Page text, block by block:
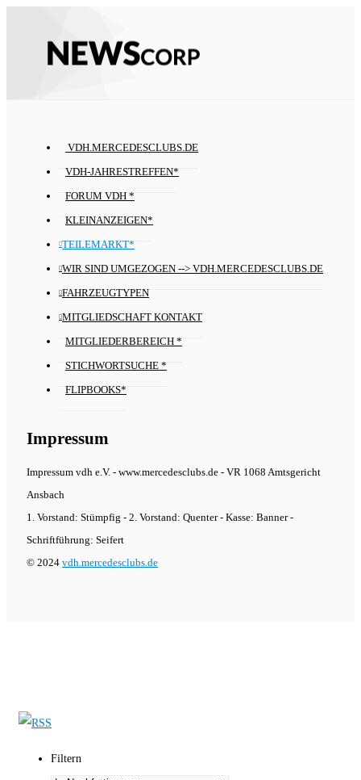
VDH.MERCEDESCLUBS.DE
VDH-JAHRESTREFFEN*
FORUM VDH *
KLEINANZEIGEN*
TEILEMARKT*
WIR SIND UMGEZOGEN --> VDH.MERCEDESCLUBS.DE
FAHRZEUGTYPEN
MITGLIEDSCHAFT KONTAKT
MITGLIEDERBEREICH *
STICHWORTSUCHE *
FLIPBOOKS*
Impressum
Impressum vdh e.V. - www.mercedesclubs.de - VR 1068 Amtsgericht
Ansbach
1. Vorstand: Stümpfig - 2. Vorstand: Quenter - Kasse: Banner -
Schriftführung: Seifert
© 2024 vdh.mercedesclubs.de
Filtern